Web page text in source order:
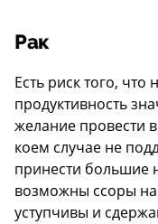
Рак
Есть риск того,
продуктивность
желание провести
коем случае не
принести большие
возможны ссоры на
уступчивы и